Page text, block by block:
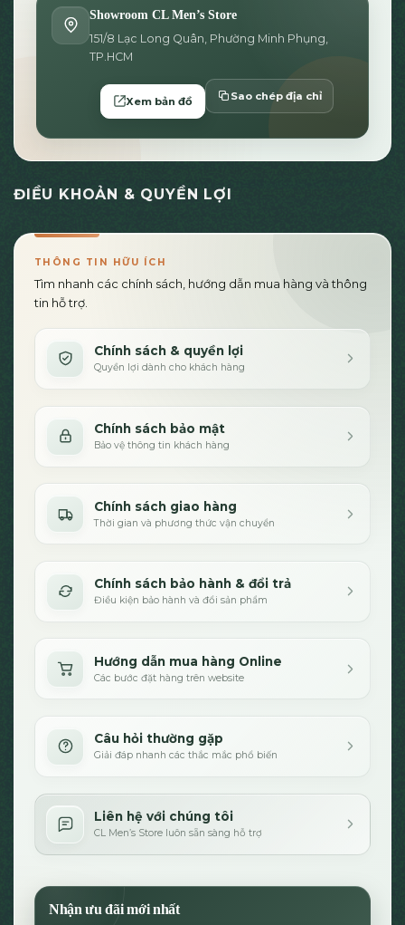
Showroom CL Men’s Store
151/8 Lạc Long Quân, Phường Minh Phụng,
TP.HCM
Xem bản đồ Sao chép địa chỉ
ĐIỀU KHOẢN & QUYỀN LỢI
THÔNG TIN HỮU ÍCH
Tìm nhanh các chính sách, hướng dẫn mua hàng và thông
tin hỗ trợ.
Chính sách & quyền lợi
Quyền lợi dành cho khách hàng
Chính sách bảo mật
Bảo vệ thông tin khách hàng
Chính sách giao hàng
Thời gian và phương thức vận chuyển
Chính sách bảo hành & đổi trả
Điều kiện bảo hành và đổi sản phẩm
Hướng dẫn mua hàng Online
Các bước đặt hàng trên website
Câu hỏi thường gặp
Giải đáp nhanh các thắc mắc phổ biến
Liên hệ với chúng tôi
CL Men’s Store luôn sẵn sàng hỗ trợ
Nhận ưu đãi mới nhất